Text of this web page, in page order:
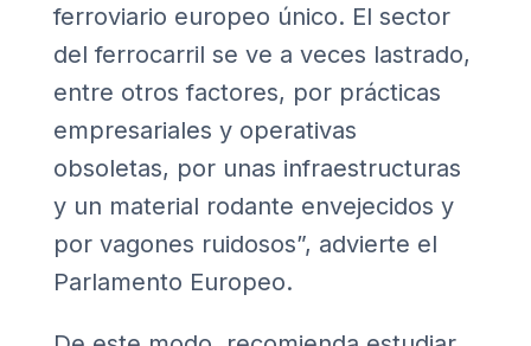
ferroviario europeo único. El sector
del ferrocarril se ve a veces lastrado,
entre otros factores, por prácticas
empresariales y operativas
obsoletas, por unas infraestructuras
y un material rodante envejecidos y
por vagones ruidosos”, advierte el
Parlamento Europeo.